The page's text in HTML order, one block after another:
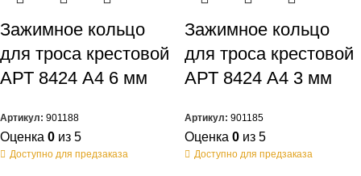
Зажимное кольцо
для троса крестовой
АРТ 8424 А4 6 мм
Артикул: 901188
Оценка 0 из 5
Доступно для предзаказа
Зажимное кольцо
для троса крестовой
АРТ 8424 А4 3 мм
Артикул: 901185
Оценка 0 из 5
Доступно для предзаказа